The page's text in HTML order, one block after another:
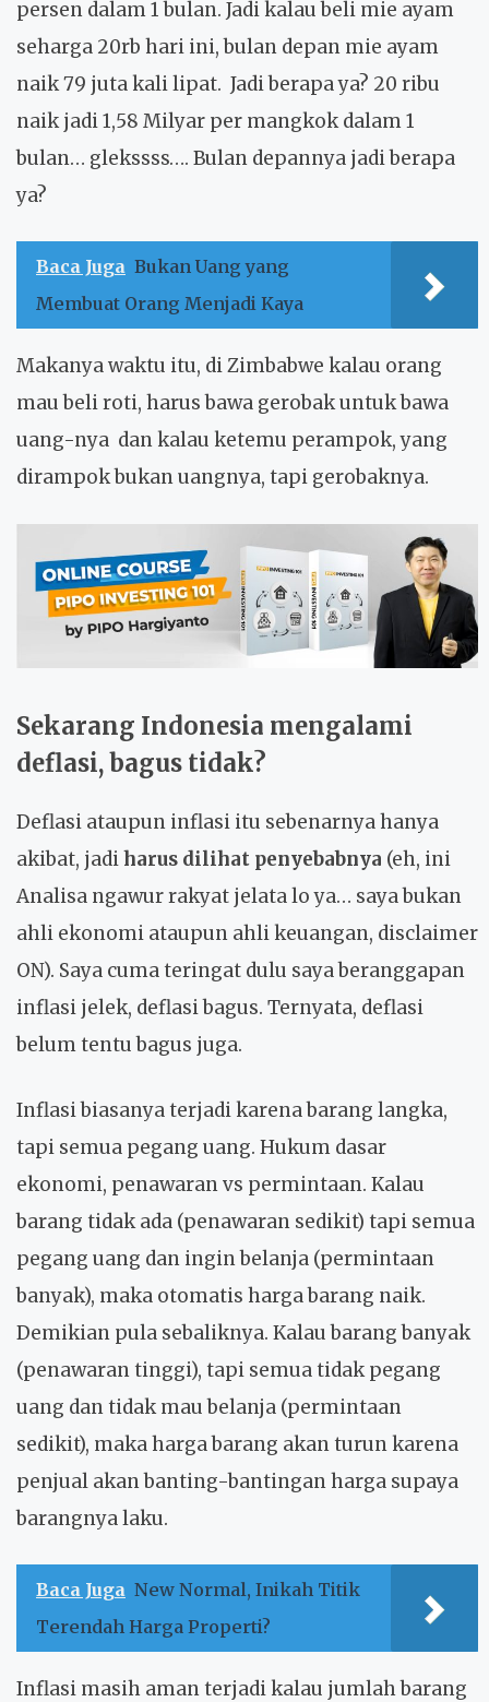
persen dalam 1 bulan. Jadi kalau beli mie ayam
seharga 20rb hari ini, bulan depan mie ayam
naik 79 juta kali lipat. Jadi berapa ya? 20 ribu
naik jadi 1,58 Milyar per mangkok dalam 1
bulan… glekssss…. Bulan depannya jadi berapa
ya?
Baca Juga Bukan Uang yang
Membuat Orang Menjadi Kaya
Makanya waktu itu, di Zimbabwe kalau orang
mau beli roti, harus bawa gerobak untuk bawa
uang-nya dan kalau ketemu perampok, yang
dirampok bukan uangnya, tapi gerobaknya.
Sekarang Indonesia mengalami
deflasi, bagus tidak?
Deflasi ataupun inflasi itu sebenarnya hanya
akibat, jadiharus dilihat penyebabnya (eh, ini
Analisa ngawur rakyat jelata lo ya… saya bukan
ahli ekonomi ataupun ahli keuangan, disclaimer
ON). Saya cuma teringat dulu saya beranggapan
inflasi jelek, deflasi bagus. Ternyata, deflasi
belum tentu bagus juga.
Inflasi biasanya terjadi karena barang langka,
tapi semua pegang uang. Hukum dasar
ekonomi, penawaran vs permintaan. Kalau
barang tidak ada (penawaran sedikit) tapi semua
pegang uang dan ingin belanja (permintaan
banyak), maka otomatis harga barang naik.
Demikian pula sebaliknya. Kalau barang banyak
(penawaran tinggi), tapi semua tidak pegang
uang dan tidak mau belanja (permintaan
sedikit), maka harga barang akan turun karena
penjual akan banting-bantingan harga supaya
barangnya laku.
Baca Juga New Normal, Inikah Titik
Terendah Harga Properti?
Inflasi masih aman terjadi kalau jumlah barang